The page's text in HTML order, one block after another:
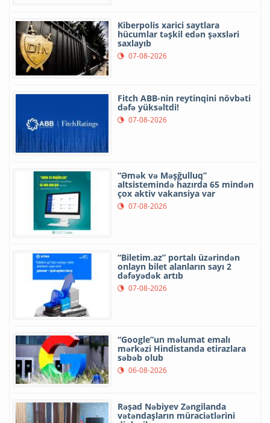
Kiberpolis xarici saytlara
hücumlar təşkil edən şəxsləri
saxlayıb
07-08-2026
Fitch ABB-nin reytinqini növbəti
dəfə yüksəltdi!
07-08-2026
“Əmək və Məşğulluq”
altsistemində hazırda 65 mindən
çox aktiv vakansiya var
07-08-2026
“Biletim.az” portalı üzərindən
onlayn bilet alanların sayı 2
dəfəyədək artıb
07-08-2026
“Google”un məlumat emalı
mərkəzi Hindistanda etirazlara
səbəb olub
06-08-2026
Rəşad Nəbiyev Zəngilanda
vətəndaşların müraciətlərini